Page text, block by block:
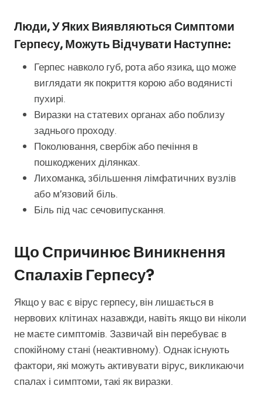
Люди, У Яких Виявляються Симптоми
Герпесу, Можуть Відчувати Наступне:
Герпес навколо губ, рота або язика, що може
виглядати як покриття корою або водянисті
пухирі.
Виразки на статевих органах або поблизу
заднього проходу.
Поколювання, свербіж або печіння в
пошкоджених ділянках.
Лихоманка, збільшення лімфатичних вузлів
або м’язовий біль.
Біль під час сечовипускання.
Що Спричинює Виникнення
Спалахів Герпесу?
Якщо у вас є вірус герпесу, він лишається в
нервових клітинах назавжди, навіть якщо ви ніколи
не маєте симптомів. Зазвичай він перебуває в
спокійному стані (неактивному). Однак існують
фактори, які можуть активувати вірус, викликаючи
спалах і симптоми, такі як виразки.